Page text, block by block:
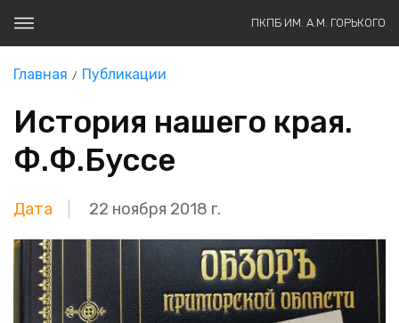
ПКПБ ИМ. А.М. ГОРЬКОГО
Главная Публикации
История нашего края.
Ф.Ф.Буссе
Дата 22 ноября 2018 г.